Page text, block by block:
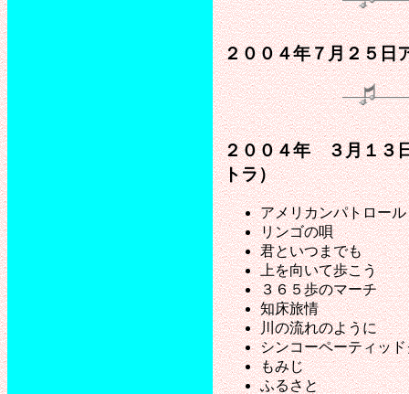
２００４年７月２５日
２００４年 ３月１３
トラ）
アメリカンパトロール
リンゴの唄
君といつまでも
上を向いて歩こう
３６５歩のマーチ
知床旅情
川の流れのように
シンコーペーティッ
もみじ
ふるさと